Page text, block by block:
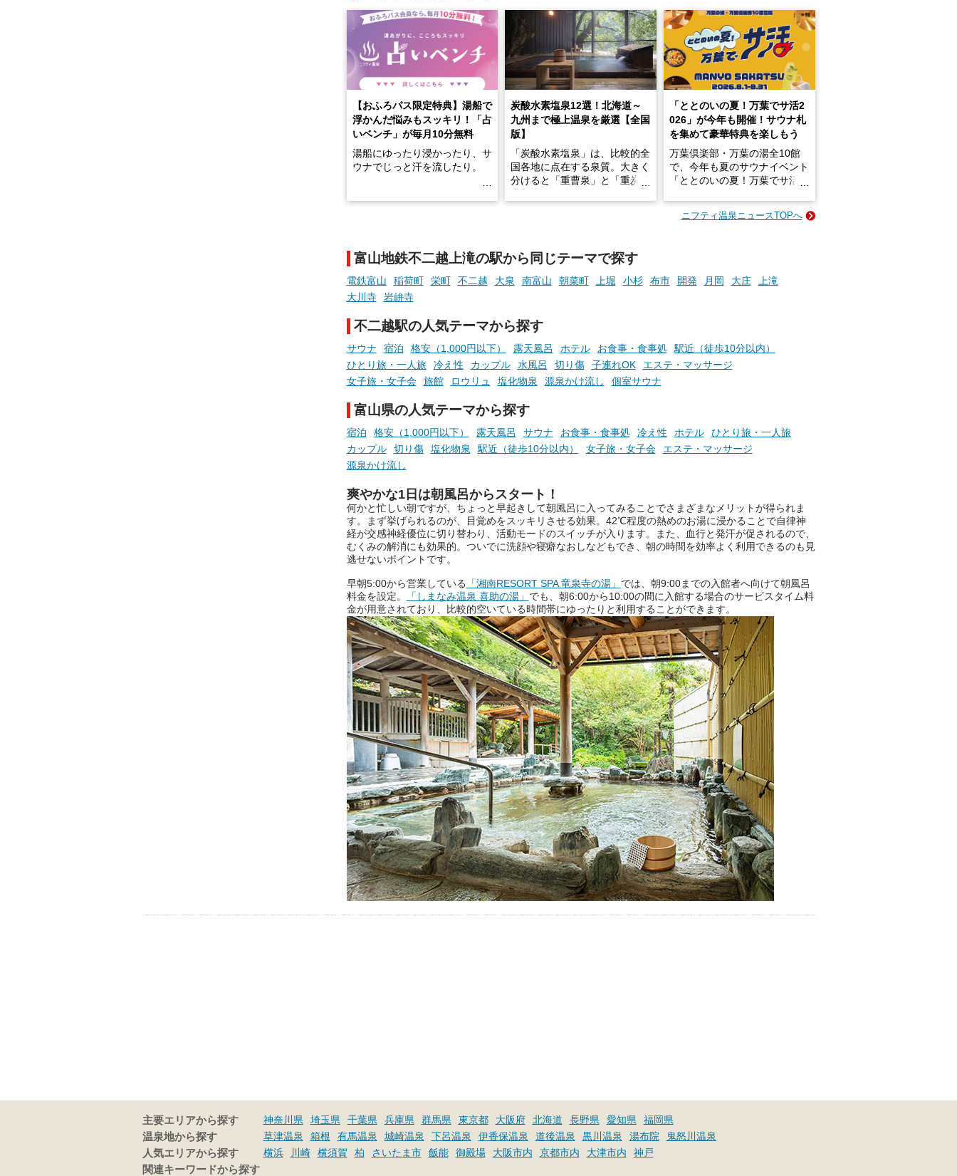
【おふろパス限定特典】湯船で
浮かんだ悩みもスッキリ！「占
いベンチ」が毎月10分無料
湯船にゆったり浸かったり、サ
ウナでじっと汗を流したり。
っとした悩み」が、頭に浮かん
でくることはありませんか？
お風呂でリラックスしているか
らこそ向き合える、大切な自分
の本音。
そんな心のつぶやきを、湯あが
たら素敵ですよね。
ニフティ温泉の「占いベンチ」
きをプロの占い師に相談するこ
とができるサービスです。
おふろパス会員様なら、この特
料」でご利用いただけます。
お湯で体がほぐれたら、次は占
い師さんとお話しして、心もほ
ぐしてみませんか？
炭酸水素塩泉12選！北海道～
九州まで極上温泉を厳選【全国
版】
「炭酸水素塩泉」は、比較的全
国各地に点在する泉質。大きく
分けると「重曹泉」と「重炭酸
す。
今回は筆者自ら入浴した中か
日帰り入浴可能で、源泉かけ流
しと泉質の良さにこだわりつ
つ、万人におすすめしたい施設
を厳選しました。
「ととのいの夏！万葉でサ活2
026」が今年も開催！サウナ札
を集めて豪華特典を楽しもう
万葉倶楽部・万葉の湯全10館
で、今年も夏のサウナイベント
「ととのいの夏！万葉でサ活2
2026年8月1日（土）～8月31
札」を集めることで、オリジナ
ルグッズや無料券などの特典と
ュやアウフグースなど、サウナ
好きにはたまらない多彩なイベ
ントも予定されています。ぜひ
【PR】
この記事は万葉倶楽部株式会社
ニフティ温泉ニュースTOPへ
富山地鉄不二越上滝の駅から同じテーマで探す
電鉄富山 稲荷町 栄町 不二越 大泉 南富山 朝菜町 上堀 小杉 布市 開発 月岡 大庄
上滝
大川寺
岩峅寺
不二越駅の人気テーマから探す
サウナ 宿泊 格安（1,000円以下） 露天風呂 ホテル お食事・食事処
駅近（徒歩10分以内）
ひとり旅・一人旅
冷え性 カップル 水風呂 切り傷 子連れOK
エステ・マッサージ
女子旅・女子会
旅館 ロウリュ 塩化物泉 源泉かけ流し 個室サウナ
富山県の人気テーマから探す
宿泊 格安（1,000円以下） 露天風呂 サウナ お食事・食事処 冷え性 ホテル
ひとり旅・一人旅
カップル
切り傷 塩化物泉 駅近（徒歩10分以内） 女子旅・女子会
エステ・マッサージ
源泉かけ流し
爽やかな1日は朝風呂からスタート！
何かと忙しい朝ですが、ちょっと早起きして朝風呂に入ってみることでさまざまなメリットが得られま
す。まず挙げられるのが、目覚めをスッキリさせる効果。42℃程度の熱めのお湯に浸かることで自律神
経が交感神経優位に切り替わり、活動モードのスイッチが入ります。また、血行と発汗が促されるので、
むくみの解消にも効果的。ついでに洗顔や寝癖なおしなどもでき、朝の時間を効率よく利用できるのも見
逃せないポイントです。
早朝5:00から営業している 「湘南RESORT SPA 竜泉寺の湯」 では、朝9:00までの入館者へ向けて朝風呂
料金を設定。
「しまなみ温泉 喜助の湯」 でも、朝6:00から10:00の間に入館する場合のサービスタイム料
金が用意されており、比較的空いている時間帯にゆったりと利用することができます。
主要エリアから探す 神奈川県 埼玉県 千葉県 兵庫県 群馬県 東京都 大阪府 北海道 長野県 愛知県
福岡県
温泉地から探す
草津温泉 箱根 有馬温泉 城崎温泉 下呂温泉 伊香保温泉 道後温泉 黒川温泉 湯布院
鬼怒川温泉
人気エリアから探す
横浜 川崎 横須賀 柏 さいたま市 飯能 御殿場 大阪市内 京都市内 大津市内
神戸
関連キーワードから探す